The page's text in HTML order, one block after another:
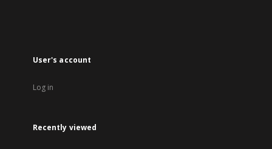
User's account
Log in
Recently viewed